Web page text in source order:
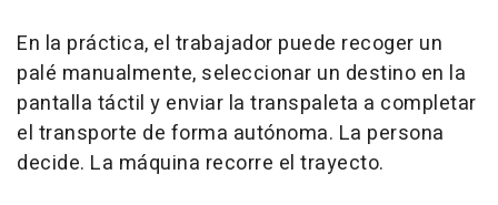
En la práctica, el trabajador puede recoger un
palé manualmente, seleccionar un destino en la
pantalla táctil y enviar la transpaleta a completar
el transporte de forma autónoma. La persona
decide. La máquina recorre el trayecto.